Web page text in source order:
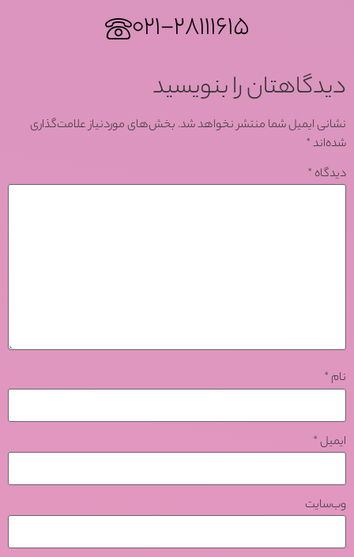
۰۲۱-۲۸۱۱۱۶۱۵
دیدگاهتان را بنویسید
نشانی ایمیل شما منتشر نخواهد شد. بخش‌های موردنیاز علامت‌گذاری
شده‌اند*
دیدگاه *
نام *
ایمیل*
وب‌سایت